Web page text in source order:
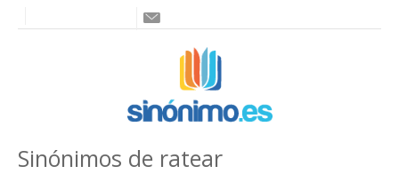
Sinónimos de ratear